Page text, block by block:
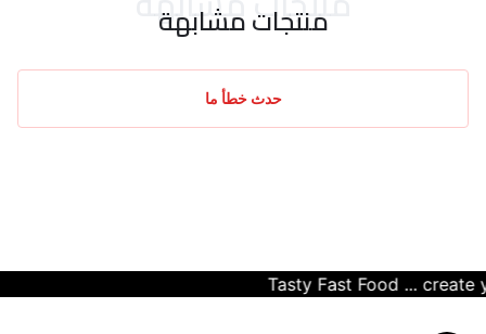
منتجات مشابهة
حدث خطأ ما
Tasty Fast Food ... create